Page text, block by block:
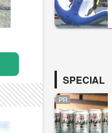
SPECIAL
PR